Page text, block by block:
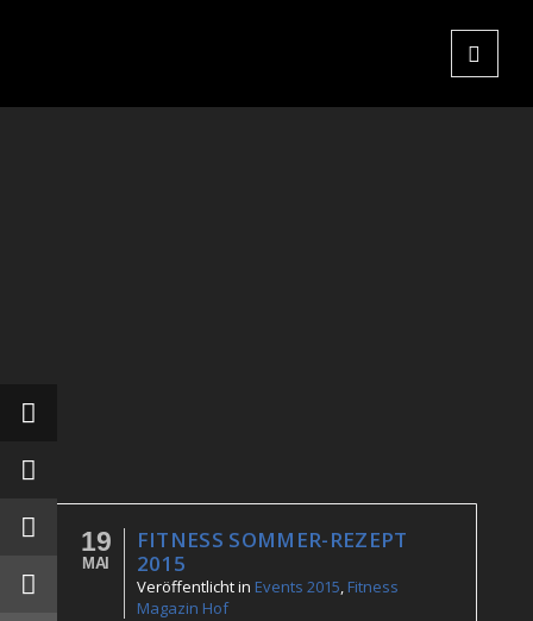
19
MAI
FITNESS SOMMER-REZEPT
2015
Veröffentlichtin Events 2015, Fitness
Magazin Hof